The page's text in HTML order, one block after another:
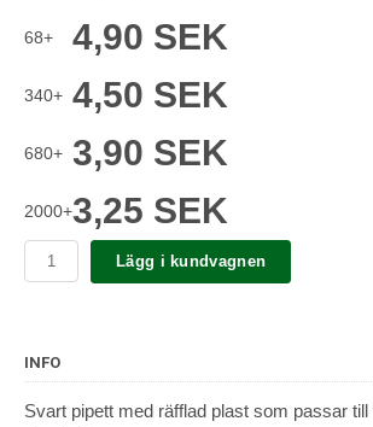
68+ 4,90 SEK
340+ 4,50 SEK
680+ 3,90 SEK
2000+3,25 SEK
Lägg i kundvagnen
INFO
Svart pipett med räfflad plast som passar